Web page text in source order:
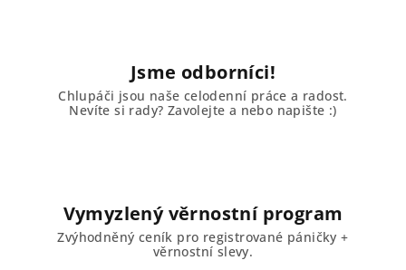
Jsme odborníci!
Chlupáči jsou naše celodenní práce a radost.
Nevíte si rady? Zavolejte a nebo napište :)
Vymyzlený věrnostní program
Zvýhodněný ceník pro registrované páničky +
věrnostní slevy.